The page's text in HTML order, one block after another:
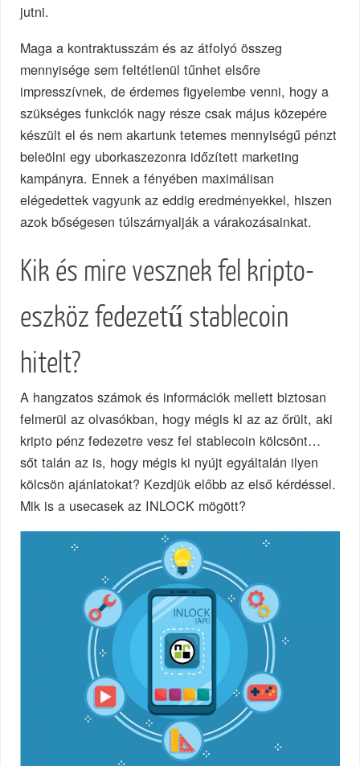
jutni.
Maga a kontraktusszám és az átfolyó összeg
mennyisége sem feltétlenül tűnhet elsőre
impresszívnek, de érdemes figyelembe venni, hogy a
szükséges funkciók nagy része csak május közepére
készült el és nem akartunk tetemes mennyiségű pénzt
beleölni egy uborkaszezonra időzített marketing
kampányra. Ennek a fényében maximálisan
elégedettek vagyunk az eddig eredményekkel, hiszen
azok bőségesen túlszárnyalják a várakozásainkat.
Kik és mire vesznek fel kripto-
eszköz fedezetű stablecoin
hitelt?
A hangzatos számok és információk mellett biztosan
felmerül az olvasókban, hogy mégis ki az az őrült, aki
kripto pénz fedezetre vesz fel stablecoin kölcsönt…
sőt talán az is, hogy mégis ki nyújt egyáltalán ilyen
kölcsön ajánlatokat? Kezdjük előbb az első kérdéssel.
Mik is a usecasek az INLOCK mögött?